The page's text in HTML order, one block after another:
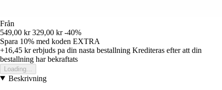
Från
549,00 kr 329,00 kr -40%
Spara 10% med koden EXTRA
+16,45 krerbjuds pa din nasta bestallning Krediteras efter att din
bestallning har bekraftats
Loading...
Beskrivning